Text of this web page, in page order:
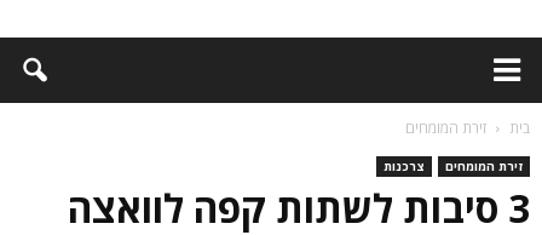
בית זירת המומחים
זירת המומחים צרכנות
3 סיבות לשתות קפה לוואצה